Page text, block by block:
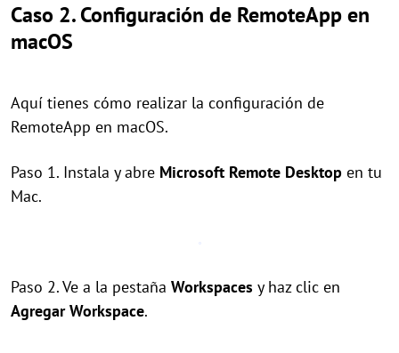
Caso 2. Configuración de RemoteApp en
macOS
Aquí tienes cómo realizar la configuración de
RemoteApp en macOS.
Paso 1. Instala y abre Microsoft Remote Desktop en tu
Mac.
Paso 2. Ve a la pestaña Workspaces y haz clic en
Agregar Workspace.